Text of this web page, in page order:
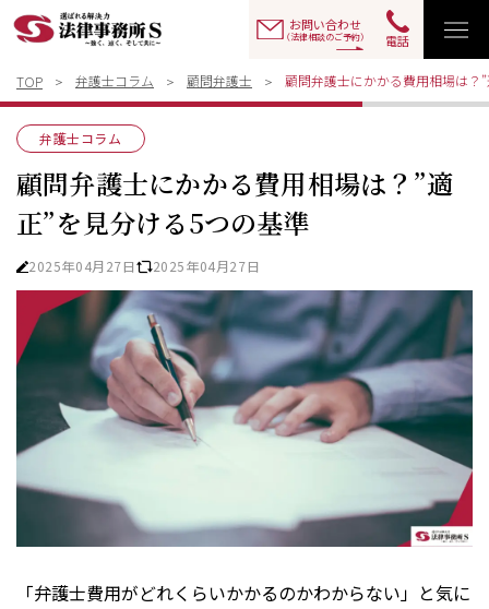
お問い合わせ
（法律相談のご予約） 電話
TOP 弁護士コラム 顧問弁護士 顧問弁護士にかかる費用相場は？
弁護士コラム
顧問弁護士にかかる費用相場は？”適
正”を見分ける5つの基準
2025年04月27日 2025年04月27日
「弁護士費用がどれくらいかかるのかわからない」と気に